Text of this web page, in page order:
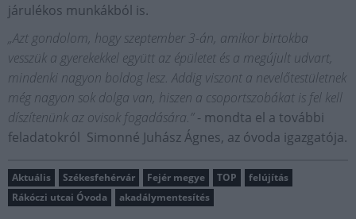
járulékos munkákból is.
„Azt gondolom, hogy szeptember 3-án, amikor birtokba
vesszük a gyerekekkel együtt az épületet és a megújult udvart,
mindenki nagyon boldog lesz. Addig viszont a nevelőtestületnek
még nagyon sok dolga van, hiszen a csoportszobákat is fel kell
díszítenünk az ovisok fogadására.”- mondta el a további
feladatokról Simonné Juhász Ágnes, az óvoda igazgatója.
Aktuális Székesfehérvár Fejér megye TOP
felújítás
Rákóczi utcai Óvoda
akadálymentesítés